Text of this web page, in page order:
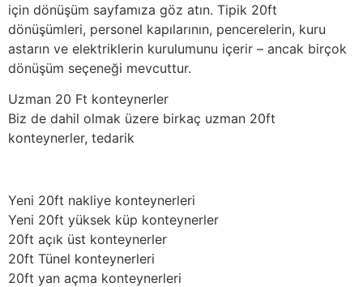
için dönüşüm sayfamıza göz atın. Tipik 20ft
dönüşümleri, personel kapılarının, pencerelerin, kuru
astarın ve elektriklerin kurulumunu içerir – ancak birçok
dönüşüm seçeneği mevcuttur.
Uzman 20 Ft konteynerler
Biz de dahil olmak üzere birkaç uzman 20ft
konteynerler, tedarik
Yeni 20ft nakliye konteynerleri
Yeni 20ft yüksek küp konteynerler
20ft açık üst konteynerler
20ft Tünel konteynerleri
20ft yan açma konteynerleri